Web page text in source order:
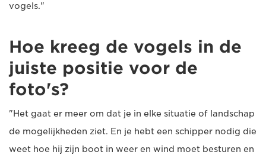
vogels."
Hoe kreeg de vogels in de
juiste positie voor de
foto's?
"Het gaat er meer om dat je in elke situatie of landschap
de mogelijkheden ziet. En je hebt een schipper nodig die
weet hoe hij zijn boot in weer en wind moet besturen en